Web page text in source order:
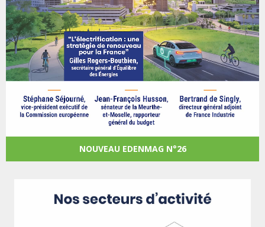
NOUVEAU EDENMAG N°26